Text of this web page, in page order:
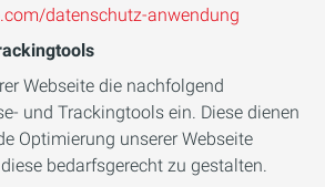
datenschutz-anwendung
Webseite die nachfolgend
und Trackingtools ein. Diese dienen
Optimierung unserer Webseite
bedarfsgerecht zu gestalten.